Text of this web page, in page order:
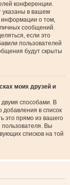
конференции.
указаны в вашем
информации о том,
сообщений.
если это
пользователей
будут скрыты
моих друзей и
двумя способами. В
добавления в список
это прямо из вашего
Вы
списков на той